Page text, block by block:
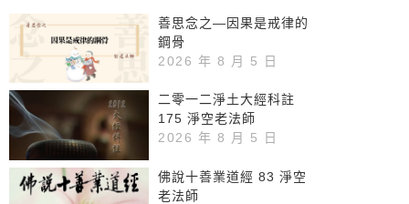
善思念之—因果是戒律的
鋼骨
2026 年 8 月 5 日
二零一二淨土大經科註
175 淨空老法師
2026 年 8 月 5 日
佛說十善業道經 83 淨空
老法師